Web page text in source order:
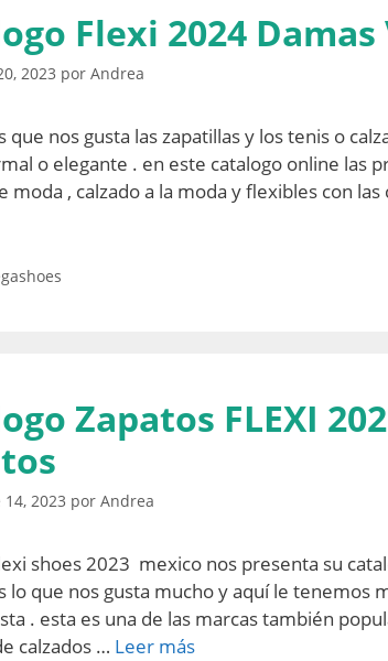
Flexi 2024 Damas
2023 por Andrea
que nos gusta las zapatillas y los tenis o
o elegante . en este catalogo online las
moda , calzado a la moda y flexibles con
Zapatos FLEXI
2023 por Andrea
shoes 2023 mexico nos presenta su
lo que nos gusta mucho y aquí le tenemos
. esta es una de las marcas también
calzados … Leer más